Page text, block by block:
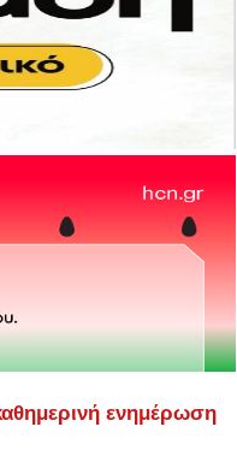
ενημέρωση